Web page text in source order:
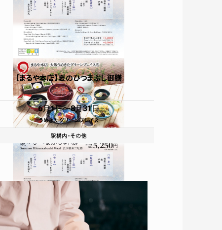
お問い合わせ
【まるや本店】夏のひつまぶし御膳
6月1日 8月31日
うめきたグリーンプレイス